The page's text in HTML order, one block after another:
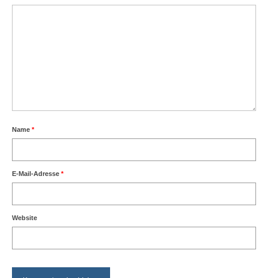
Name *
E-Mail-Adresse *
Website